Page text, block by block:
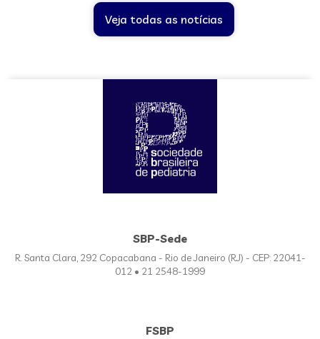
Veja todas as notícias
SBP-Sede
R. Santa Clara, 292 Copacabana - Rio de Janeiro (RJ) - CEP: 22041-
012 • 21 2548-1999
FSBP